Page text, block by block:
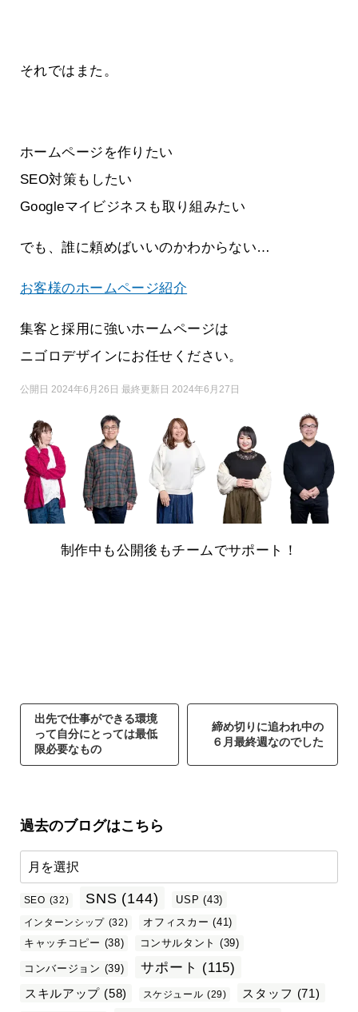
それではまた。
ホームページを作りたい
SEO対策もしたい
Googleマイビジネスも取り組みたい
でも、誰に頼めばいいのかわからない…
お客様のホームページ紹介
集客と採用に強いホームページは
ニゴロデザインにお任せください。
公開日 2024年6月26日 最終更新日 2024年6月27日
制作中も公開後もチームでサポート！
出先で仕事ができる環境
って自分にとっては最低
限必要なもの
締め切りに追われ中の
６月最終週なのでした
過去のブログはこちら
SEO (32) SNS (144) USP (43)
インターンシップ (32) オフィスカー (41)
キャッチコピー (38) コンサルタント (39)
コンバージョン (39) サポート (115)
スキルアップ (58) スケジュール (29) スタッフ (71)